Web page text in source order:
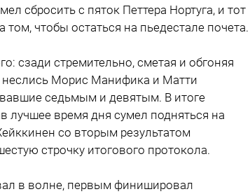
сбросить с пяток Петтера Нортуга, и тот
том, чтобы остаться на пьедестале почета.
сзади стремительно, сметая и обгоняя
неслись Морис Манифика и Матти
седьмым и девятым. В итоге
лучшее время дня сумел подняться на
со вторым результатом
строчку итогового протокола.
в волне, первым финишировал